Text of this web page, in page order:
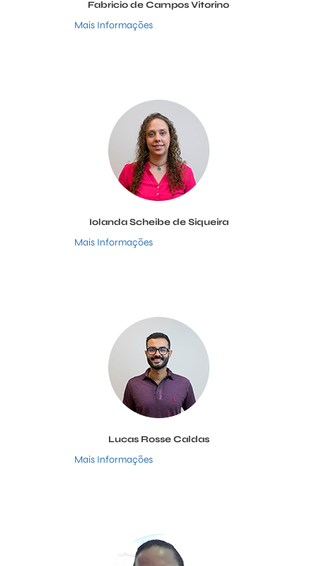
Fabricio de Campos Vitorino
Mais Informações
Iolanda Scheibe de Siqueira
Mais Informações
Lucas Rosse Caldas
Mais Informações